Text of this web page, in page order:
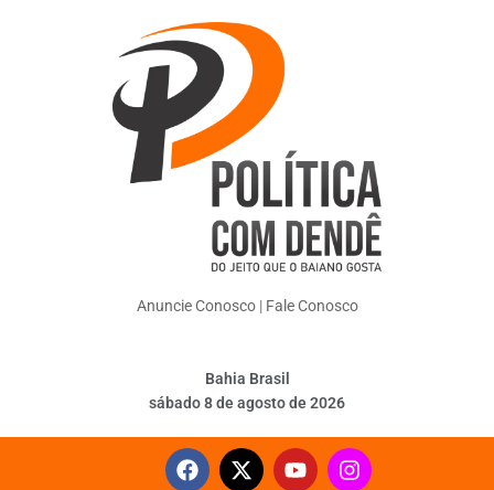
Anuncie Conosco| Fale Conosco
Bahia Brasil
sábado 8 de agosto de 2026